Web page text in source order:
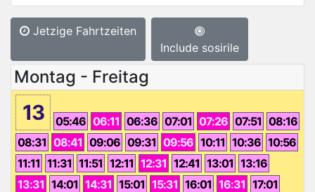
Jetzige Fahrtzeiten
Include sosirile
Montag - Freitag
13 05:46 06:11 06:36 07:01 07:26 07:51 08:16
08:31 08:41 09:06 09:31 09:56 10:11 10:36 10:56
11:11 11:31 11:51 12:11 12:31 12:41 13:01 13:16
13:31 14:01 14:31 15:01 15:31 16:01 16:31 17:01